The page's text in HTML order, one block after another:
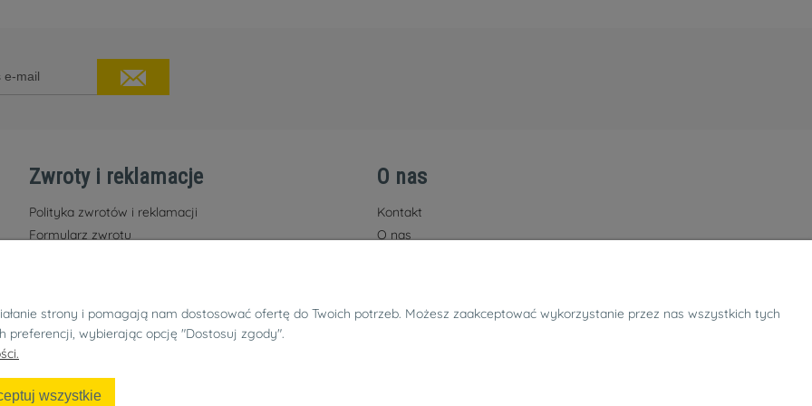
Zwroty i reklamacje
Polityka zwrotów i reklamacji
Formularz zwrotu
O nas
Kontakt
O nas
strony i pomagają nam dostosować ofertę do Twoich potrzeb. Możesz zaakceptować wykorzystanie przez nas wszystkich tych
preferencji, wybierając opcję "Dostosuj zgody".
wszystkie